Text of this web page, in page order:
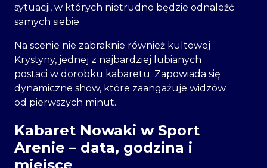
sytuacji, w których nietrudno będzie odnaleźć
samych siebie.
Na scenie nie zabraknie również kultowej
Krystyny, jednej z najbardziej lubianych
postaci w dorobku kabaretu. Zapowiada się
dynamiczne show, które zaangażuje widzów
od pierwszych minut.
Kabaret Nowaki w Sport
Arenie – data, godzina i